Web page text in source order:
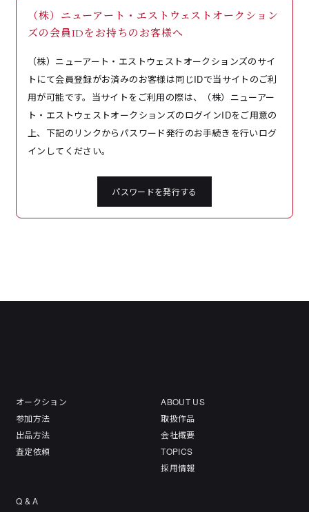
（株）ニューアート・エストウェストオークション
ズの会員IDをお持ちのお客様へ
（株）ニューアート・エストウェストオークションズのサイ
トにて会員登録がお済みのお客様は同じIDで当サイトのご利
用が可能です。当サイトをご利用の際は、（株）ニューアー
ト・エストウェストオークションズのログインIDをご用意の
上、下記のリンクからパスワード発行のお手続きを行いログ
インしてください。
パスワードを発行する
オークション
参加方法
出品方法
査定依頼
ABOUT US
取扱作品
会社概要
TOPICS
採用情報
Q & A